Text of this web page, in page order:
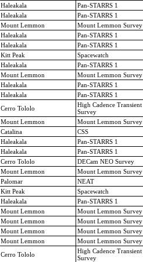
Haleakala
Pan-STARRS 1
Haleakala
Pan-STARRS 1
Mount Lemmon
Mount Lemmon Survey
Haleakala
Pan-STARRS 1
Haleakala
Pan-STARRS 1
Kitt Peak
Spacewatch
Haleakala
Pan-STARRS 1
Mount Lemmon
Mount Lemmon Survey
Haleakala
Pan-STARRS 1
Haleakala
Pan-STARRS 1
Cerro Tololo
High Cadence Transient
Survey
Mount Lemmon
Mount Lemmon Survey
Catalina
CSS
Haleakala
Pan-STARRS 1
Haleakala
Pan-STARRS 1
Cerro Tololo
DECam NEO Survey
Mount Lemmon
Mount Lemmon Survey
Palomar
NEAT
Kitt Peak
Spacewatch
Haleakala
Pan-STARRS 1
Mount Lemmon
Mount Lemmon Survey
Mount Lemmon
Mount Lemmon Survey
Mount Lemmon
Mount Lemmon Survey
Mount Lemmon
Mount Lemmon Survey
Cerro Tololo
High Cadence Transient
Survey